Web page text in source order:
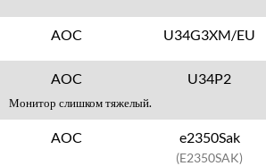
AOC U34G3XM/EU
AOC U34P2
Монитор слишком тяжелый.
AOC e2350Sak
(E2350SAK)